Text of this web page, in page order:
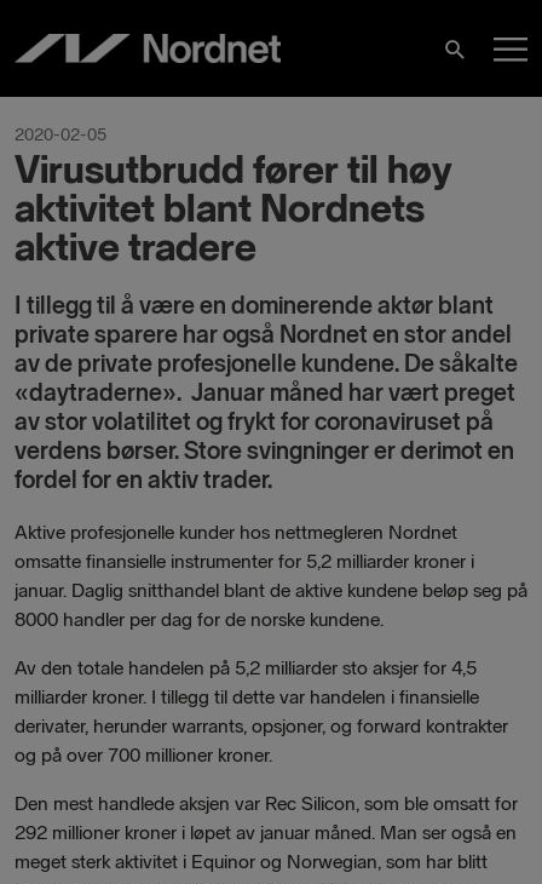
innehåll
Sök
2020-02-05
Virusutbrudd fører til høy
aktivitet blant Nordnets
aktive tradere
I tillegg til å være en dominerende aktør blant
private sparere har også Nordnet en stor andel
av de private profesjonelle kundene. De såkalte
«daytraderne». Januar måned har vært preget
av stor volatilitet og frykt for coronaviruset på
verdens børser. Store svingninger er derimot en
fordel for en aktiv trader.
Aktive profesjonelle kunder hos nettmegleren Nordnet
omsatte finansielle instrumenter for 5,2 milliarder kroner i
januar. Daglig snitthandel blant de aktive kundene beløp seg på
8000 handler per dag for de norske kundene.
Av den totale handelen på 5,2 milliarder sto aksjer for 4,5
milliarder kroner. I tillegg til dette var handelen i finansielle
derivater, herunder warrants, opsjoner, og forward kontrakter
og på over 700 millioner kroner.
Den mest handlede aksjen var Rec Silicon, som ble omsatt for
292 millioner kroner i løpet av januar måned. Man ser også en
meget sterk aktivitet i Equinor og Norwegian, som har blitt